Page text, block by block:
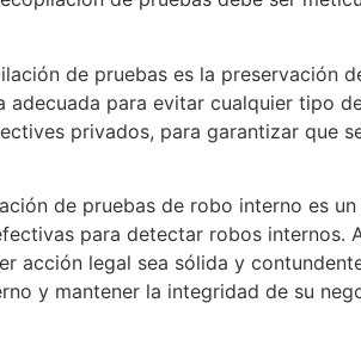
de pruebas es la preservación
adecuada para evitar cualquier tipo
privados, para garantizar que
de pruebas de robo interno es
para detectar robos internos.
acción legal sea sólida y
y mantener la integridad de su